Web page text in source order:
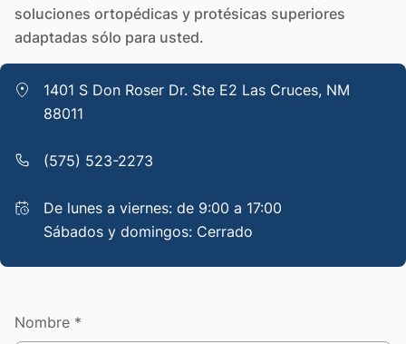
soluciones ortopédicas y protésicas superiores
adaptadas sólo para usted.
1401 S Don Roser Dr. Ste E2 Las Cruces, NM
88011
(575) 523-2273
De lunes a viernes: de 9:00 a 17:00
Sábados y domingos: Cerrado
Nombre *